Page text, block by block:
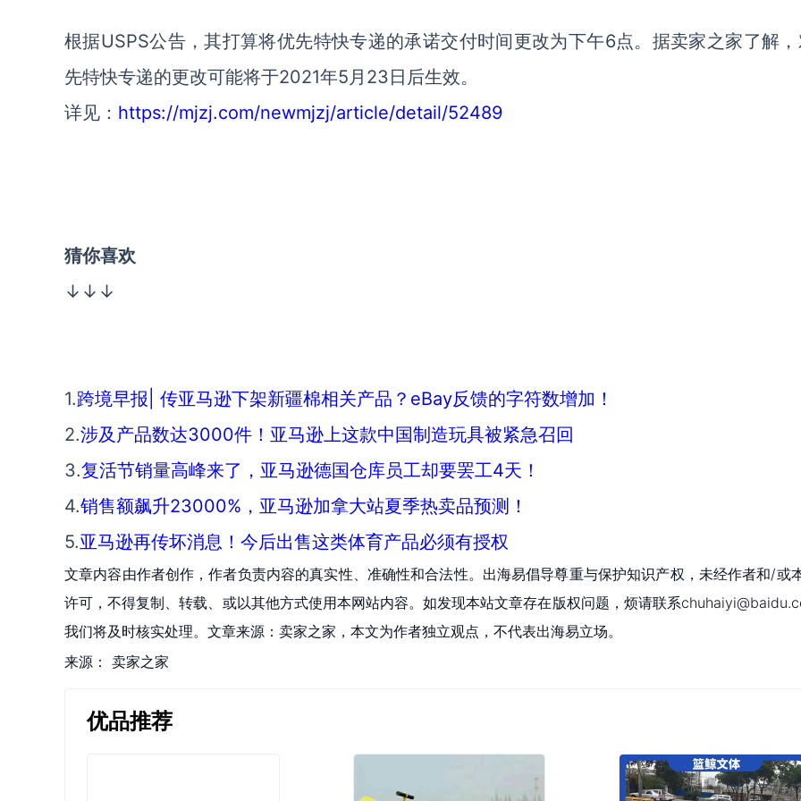
根据USPS公告，其打算将优先特快专递的承诺交付时间更改为下午6点。据卖家之家了解
先特快专递的更改可能将于2021年5月23日后生效。
详见： https://mjzj.com/newmjzj/article/detail/52489
猜你喜欢
↓↓↓
1.跨境早报| 传亚马逊下架新疆棉相关产品？eBay反馈的字符数增加！
2.涉及产品数达3000件！亚马逊上这款中国制造玩具被紧急召回
3.复活节销量高峰来了，亚马逊德国仓库员工却要罢工4天！
4.销售额飙升23000%，亚马逊加拿大站夏季热卖品预测！
5.亚马逊再传坏消息！今后出售这类体育产品必须有授权
文章内容由作者创作，作者负责内容的真实性、准确性和合法性。出海易倡导尊重与保护知识产权，未经作者和/或
许可，不得复制、转载、或以其他方式使用本网站内容。如发现本站文章存在版权问题，烦请联系
我们将及时核实处理。文章来源：卖家之家，本文为作者独立观点，不代表出海易立场。
来源： 卖家之家
优品推荐